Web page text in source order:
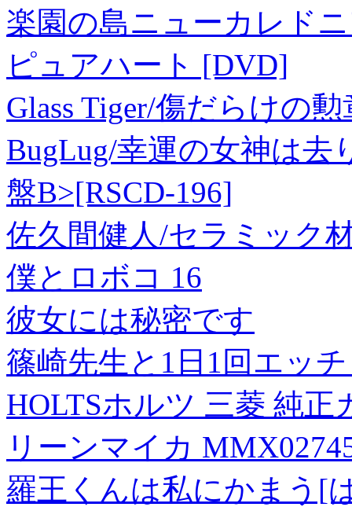
楽園の島ニューカレド
ピュアハート [DVD]
Glass Tiger/傷だらけの
BugLug/幸運の女神は去
盤B>[RSCD-196]
佐久間健人/セラミック
僕とロボコ 16
彼女には秘密です
篠崎先生と1日1回エッ
HOLTSホルツ 三菱 純
リーンマイカ
羅王くんは私にかまう[